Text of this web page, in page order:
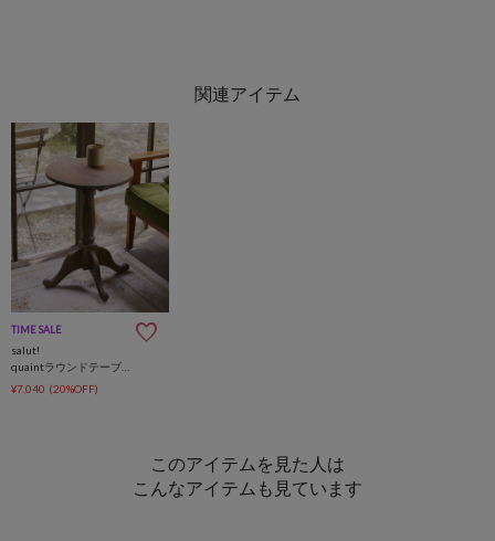
TIME SALE
salut!
¥7,040 (20%OFF)
このアイテムを見た人は
こんなアイテムも見ています